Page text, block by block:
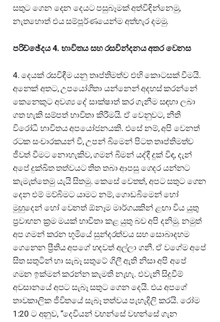
සතුට ගෙන දෙන දෙයට පසුබෑමක් අත්විඳින්නෙමු,
නැතහොත් එය සම්පූර්ණයෙන්ම අත්හැර දමමු.
පරිච්ඡේදය 4. භාවිතය සහ රසවින්දනය අතර වෙනස
4. දෙයක් රසවිඳීම යනු තෘප්තිමත්ව එහි කොටසක් වීමයි.
අනෙක් අතට, උපයෝගිතා යන්නෙන් අදහස් කරන්නේ
කෙනෙකුට අවශ්‍ය දේ සාක්ෂාත් කර ගැනීම සඳහා ලබා
ගත හැකි සම්පත් භාවිතා කිරීමයි. ඒ වෙනුවට, නීති
විරෝධී භාවිතය අපයෝජනයකි. එසේ නම්, අපි වෙනත්
රටක සංචාරකයන් වී, උපන් බිමෙන් පිටත තෘප්තිමත්ව
ජීවත් වීමට නොහැකිව, ගමන් බිමන් යද්දී දුක් විඳ, දැන්
අපේ දුක්ඛිත තත්වයට තිත තබා ආපසු ගෙදර යන්නට
කැමැත්තෙමු යැයි සිතමු. කෙසේ වෙතත්, අපට සතුට ගෙන
දෙන එම් මව්බිමට යාමට නම්, ගොඩබිමෙන් හෝ
මුහුදෙන් හෝ වෙනත් ඕනෑම මාර්ගයකින් ළඟා විය යුතු
ප්‍රවාහන ක්‍රම මයක් භාවිතා කළ යුතු බව අපි දනිමු. නමුත්
අප ගමන් කරන භූමියේ සුන්දරත්වය සහ සොබාදහම
ගෙනෙන ප්‍රීතිය අපගේ හදවත් අල්ලා ගනී. ඒ වගේම අපේ
සිත සතුටින් හා සැබෑ සතුටේ ගිලී ඇති නිසා අපි අපේ
ගමන ඉක්මන් කරන්න කැමති නැහැ. එවැනි සිදුවීම්
අවසානයේ අපට සැබෑ සතුට ගෙන දෙයි. එය අපගේ
තාවකාලික ජීවිතයේ සැබෑ තත්වය පැහැදිලි කරයි. රෝම
1:20 ට අනුව, “දෙවියන් වහන්සේ වහන්සේ ගැන